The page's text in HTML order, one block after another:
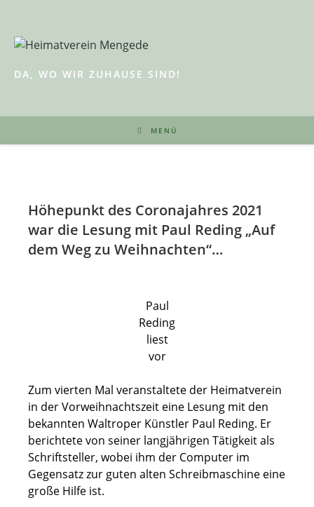
springen
DA, WO WIR ZUHAUSE SIND!
MENÜ
Höhepunkt des Coronajahres 2021
war die Lesung mit Paul Reding „Auf
dem Weg zu Weihnachten“…
Paul
Reding
liest
vor
Zum vierten Mal veranstaltete der Heimatverein
in der Vorweihnachtszeit eine Lesung mit den
bekannten Waltroper Künstler Paul Reding. Er
berichtete von seiner langjährigen Tätigkeit als
Schriftsteller, wobei ihm der Computer im
Gegensatz zur guten alten Schreibmaschine eine
große Hilfe ist.